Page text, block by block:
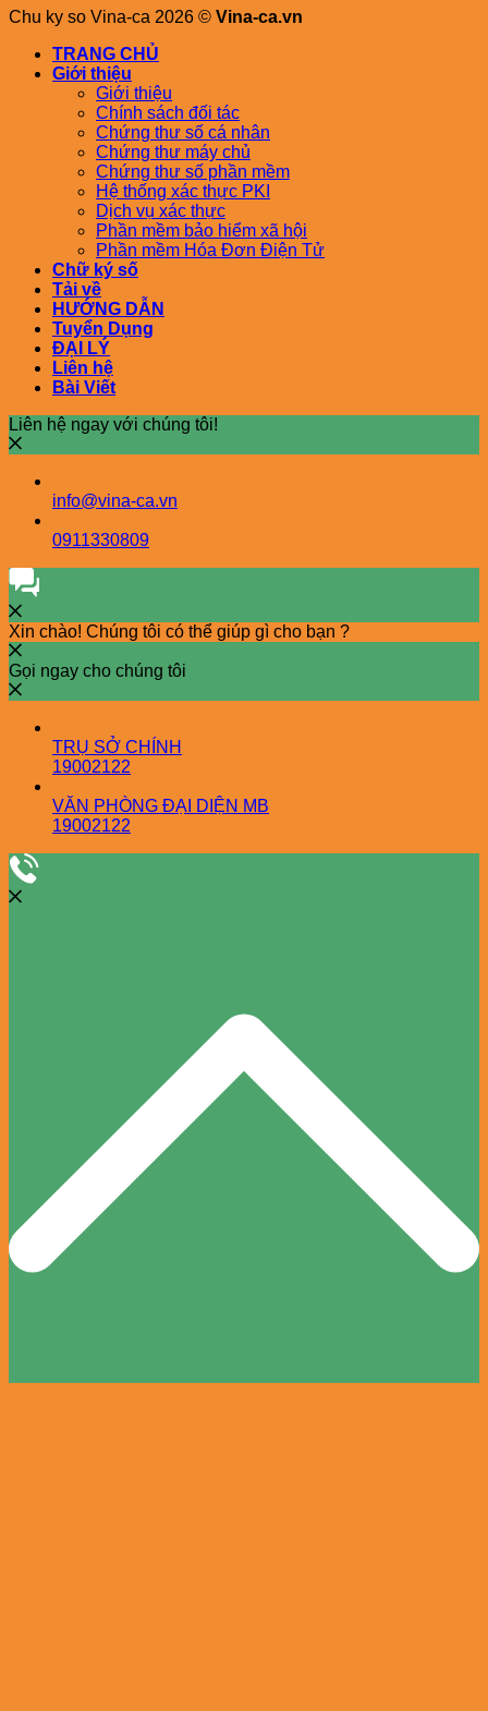
Chu ky so Vina-ca 2026 © Vina-ca.vn
TRANG CHỦ
Giới thiệu
Giới thiệu
Chính sách đối tác
Chứng thư số cá nhân
Chứng thư máy chủ
Chứng thư số phần mềm
Hệ thống xác thực PKI
Dịch vụ xác thực
Phần mềm bảo hiểm xã hội
Phần mềm Hóa Đơn Điện Tử
Chữ ký số
Tải về
HƯỚNG DẪN
Tuyển Dụng
ĐẠI LÝ
Liên hệ
Bài Viết
Liên hệ ngay với chúng tôi!
info@vina-ca.vn
0911330809
Xin chào! Chúng tôi có thể giúp gì cho bạn ?
Gọi ngay cho chúng tôi
TRỤ SỞ CHÍNH
19002122
VĂN PHÒNG ĐẠI DIỆN MB
19002122